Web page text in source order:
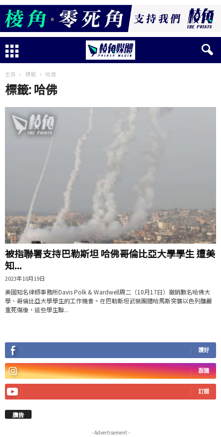
主頁 標籤 哈佛
標籤: 哈佛
被指聯署支持巴勒斯坦 哈佛哥倫比亞大學學生 遭美
知...
2023年10月19日
美國知名律師事務所Davis Polk & Wardwell周二（10月17日）撤銷數名哈佛大
學、哥倫比亞大學學生的工作機會。在巴勒斯坦武裝團體哈馬斯突襲以色列釀嚴
重死傷後，這些學生聯...
讚好
跟隨
訂閱
廣告
- Advertisement -